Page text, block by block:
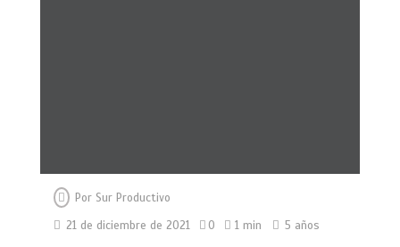
Por Sur Productivo
21 de diciembre de 2021
0 1 min 5 años